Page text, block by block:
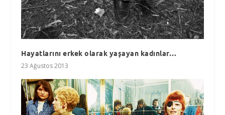
Hayatlarını erkek olarak yaşayan kadınlar…
23 Ağustos 2013